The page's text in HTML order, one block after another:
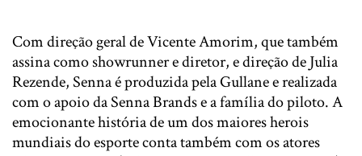
Com direção geral de Vicente Amorim, que também
assina como showrunner e diretor, e direção de Julia
Rezende, Sennaé produzida pela Gullane e realizada
com o apoio da Senna Brands e a família do piloto. A
emocionante história de um dos maiores herois
mundiais do esporte conta também com os atores